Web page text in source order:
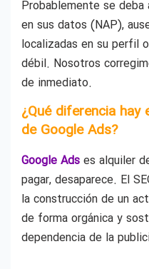
Probablemente se
en sus datos (NAP),
localizadas en su perfil
débil. Nosotros
de inmediato.
¿Qué diferencia hay
de Google Ads?
Google Ads es alquiler
pagar, desaparece. El
la construcción de un
de forma orgánica y
dependencia de la